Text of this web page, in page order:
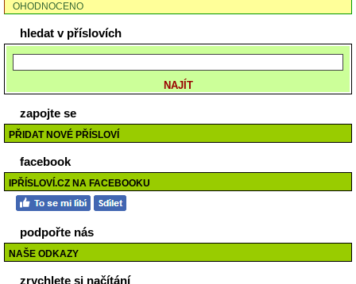
OHODNOCENO
hledat v příslovích
zapojte se
PŘIDAT NOVÉ PŘÍSLOVÍ
facebook
IPŘÍSLOVÍ.CZ NA FACEBOOKU
podpořte nás
NAŠE ODKAZY
zrychlete si načítání